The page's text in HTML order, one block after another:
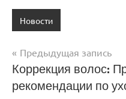
Новости
Навигация
по
Предыдущая запись
Коррекция волос:
рекомендации по